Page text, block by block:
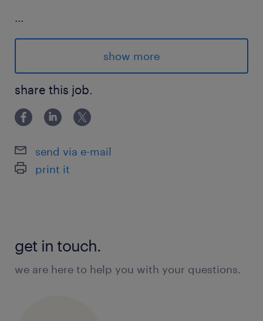
...
zajištění finální povrchové úpravy a
lakování strojírenských produktů
(podsestavy, hydromotory a nápravy)
aplikace ochranných a estetických nátěrů
zodpovědnost za dodržování kvality a
celého pracoviště lakovny
skvělé finanční ohodnocení: nástupní
show more
share this job.
send via e-mail
print it
get in touch.
we are here to help you with your questions.